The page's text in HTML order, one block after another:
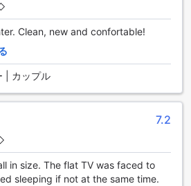
ゲストの快適な滞在をサポートする
設を提供しています。広々とした専
おり、宿泊者は安心して自家用車を
。駐車場は24時間利用可能で、出入
光地やビジネスエリアへのアクセス
の立地は、公共交通機関へのアクセ
な交通路に近いため、移動がとても
ンとなっています。快適な交通手段
の美しい街並みを存分に楽しんでい
Clean, new and confortable!
| カップル
7.2
in size. The flat TV was faced to
sleeping if not at the same time.